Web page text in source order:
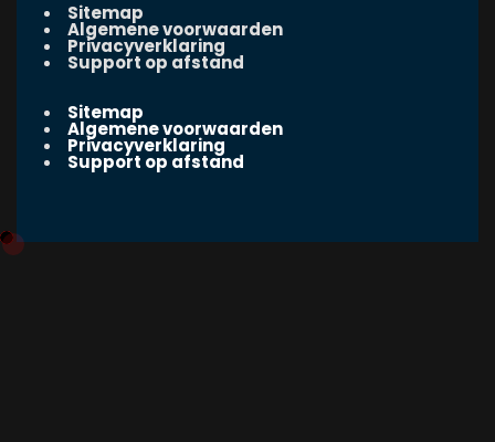
Sitemap
Algemene voorwaarden
Privacyverklaring
Support op afstand
Sitemap
Algemene voorwaarden
Privacyverklaring
Support op afstand